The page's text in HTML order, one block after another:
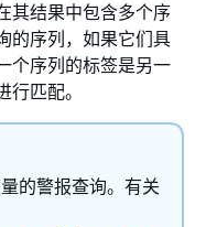
其结果中包含多个序
的序列，如果它们具
个序列的标签是另一
匹配。
的警报查询。有关